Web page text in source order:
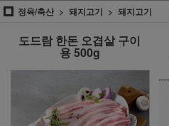
정육/축산
돼지고기 돼지고기
도드람 한돈 오겹살 구이
용 500g